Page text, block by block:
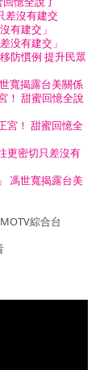
差沒有建交
有建交」
没有建交」
防慣例 提升民眾
寬揭露台美關係
！ 甜蜜回憶全說
宮！ 甜蜜回憶全
更密切只差沒有
馮世寬揭露台美
綜合台